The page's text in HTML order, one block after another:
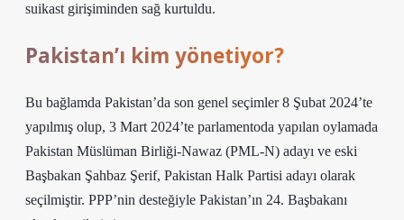
suikast girişiminden sağ kurtuldu.
Pakistan’ı kim yönetiyor?
Bu bağlamda Pakistan’da son genel seçimler 8 Şubat 2024’te
yapılmış olup, 3 Mart 2024’te parlamentoda yapılan oylamada
Pakistan Müslüman Birliği-Nawaz (PML-N) adayı ve eski
Başbakan Şahbaz Şerif, Pakistan Halk Partisi adayı olarak
seçilmiştir. PPP’nin desteğiyle Pakistan’ın 24. Başbakanı